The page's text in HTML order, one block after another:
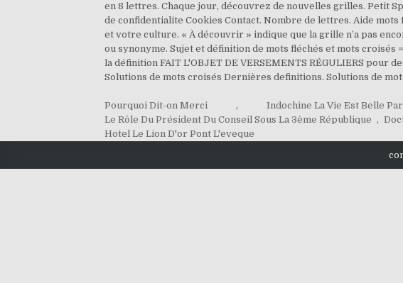
en 8 lettres. Chaque jour, découvrez de nouvelles grilles. Petit
de confidentialite Cookies Contact. Nombre de lettres. Aide
et votre culture. « À découvrir » indique que la grille n’a pas
ou synonyme. Sujet et définition de mots fléchés et mots
la définition FAIT L'OBJET DE VERSEMENTS RÉGULIERS pour
Solutions de mots croisés Dernières definitions. Solutions de
Pourquoi Dit-on Merci , Indochine La Vie Est Belle
Le Rôle Du Président Du Conseil Sous La 3ème République ,
Hotel Le Lion D'or Pont L'eveque